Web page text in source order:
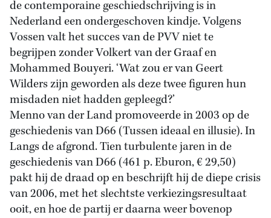
de contemporaine geschiedschrijving is in
Nederland een ondergeschoven kindje. Volgens
Vossen valt het succes van de PVV niet te
begrijpen zonder Volkert van der Graaf en
Mohammed Bouyeri. ‘Wat zou er van Geert
Wilders zijn geworden als deze twee figuren hun
misdaden niet hadden gepleegd?’
Menno van der Land promoveerde in 2003 op de
geschiedenis van D66 (Tussen ideaal en illusie). In
Langs de afgrond. Tien turbulente jaren in de
geschiedenis van D66 (461 p. Eburon, € 29,50)
pakt hij de draad op en beschrijft hij de diepe crisis
van 2006, met het slechtste verkiezingsresultaat
ooit, en hoe de partij er daarna weer bovenop